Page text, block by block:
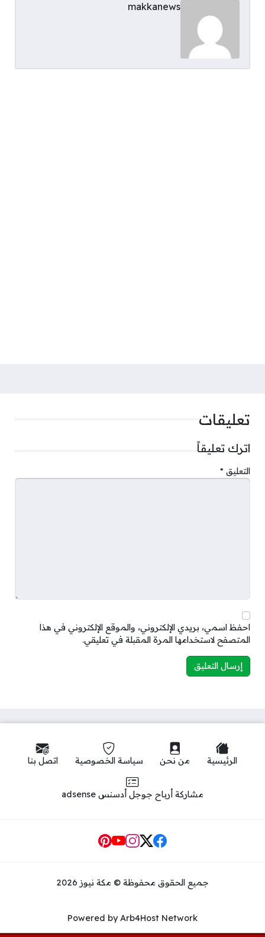
makkanews
تعليقات
اترك تعليقاً
التعليق *
احفظ اسمي، بريدي الإلكتروني، والموقع الإلكتروني في هذا
المتصفح لاستخدامها المرة المقبلة في تعليقي.
الرئيسية من نحن سياسة الخصوصية اتصل بنا
مشاركة أرباح جوجل أدسنس adsense
Social Links
جميع الحقوق محفوظة © مكة نيوز 2026
Powered by Arb4Host Network